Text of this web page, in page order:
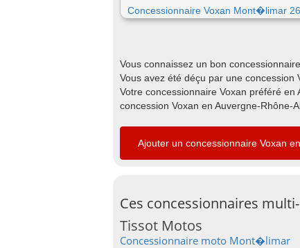
Concessionnaire Voxan Mont�limar
Vous connaissez un bon
Vous avez été déçu par une concession
Votre concessionnaire Voxan préféré
concession Voxan en Auvergne-Rhône-
Ajouter un concessionnaire Voxan
Ces concessionnaires
Tissot Motos
Concessionnaire moto Mont�limar